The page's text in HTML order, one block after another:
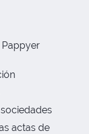
Pappyer
actas de